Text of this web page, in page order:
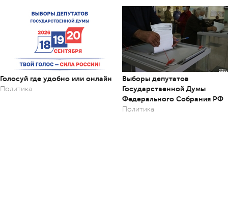
Голосуй где удобно или онлайн
Политика
Выборы депутатов
Государственной Думы
Федерального Собрания РФ
Политика